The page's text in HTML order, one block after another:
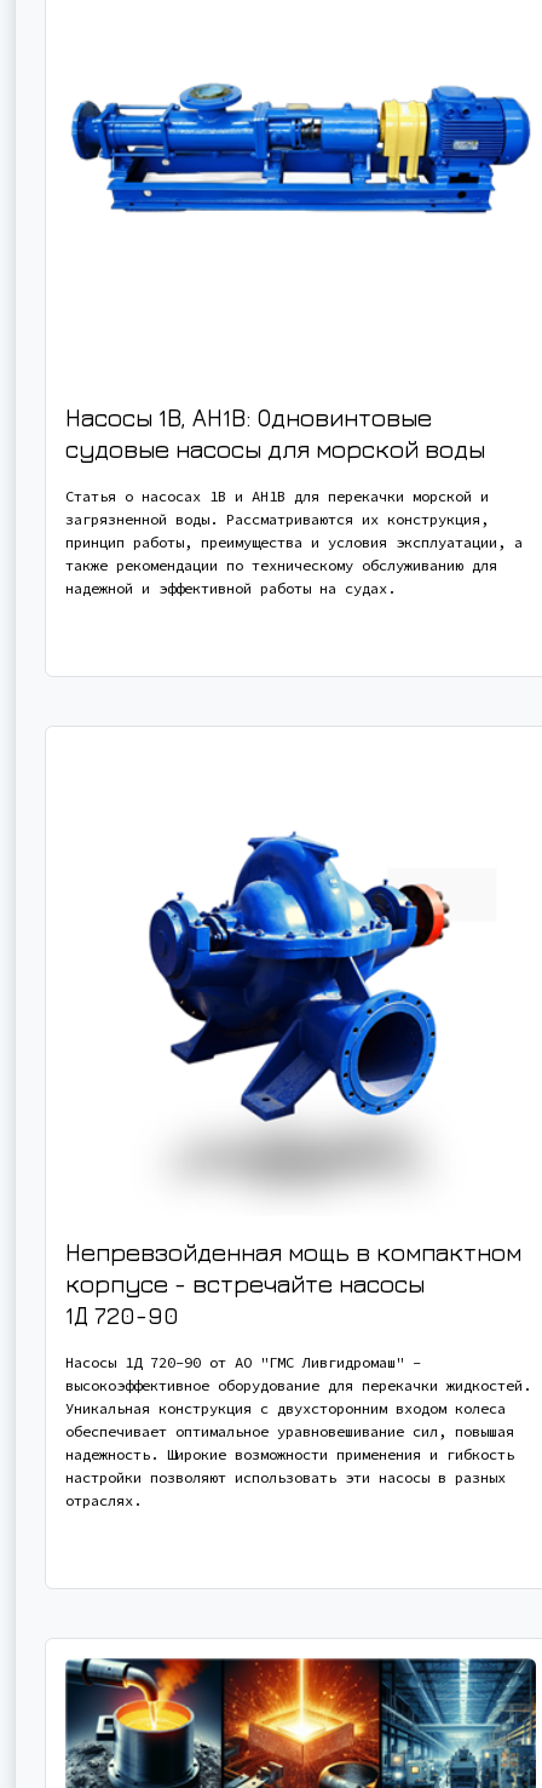
Насосы 1В, АН1В: Одновинтовые
судовые насосы для морской воды
Статья о насосах 1В и АН1В для перекачки морской и
загрязненной воды. Рассматриваются их конструкция,
принцип работы, преимущества и условия эксплуатации, а
также рекомендации по техническому обслуживанию для
надежной и эффективной работы на судах.
Непревзойденная мощь в компактном
корпусе - встречайте насосы
1Д 720-90
Насосы 1Д 720-90 от АО "ГМС Ливгидромаш" -
высокоэффективное оборудование для перекачки жидкостей.
Уникальная конструкция с двухсторонним входом колеса
обеспечивает оптимальное уравновешивание сил, повышая
надежность. Широкие возможности применения и гибкость
настройки позволяют использовать эти насосы в разных
отраслях.